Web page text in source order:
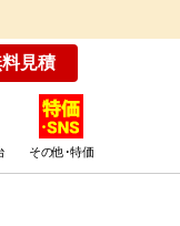
見積
その他･特価